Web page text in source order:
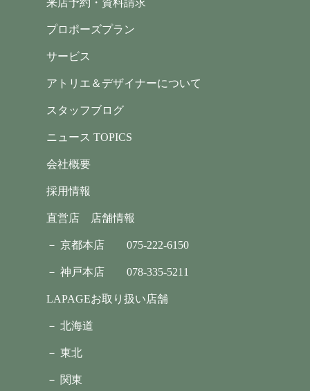
来店予約・資料請求
プロポーズプラン
サービス
アトリエ＆デザイナーについて
スタッフブログ
ニュース TOPICS
会社概要
採用情報
直営店 店舗情報
－ 京都本店075-222-6150
－ 神戸本店078-335-5211
LAPAGEお取り扱い店舗
－ 北海道
－ 東北
－ 関東